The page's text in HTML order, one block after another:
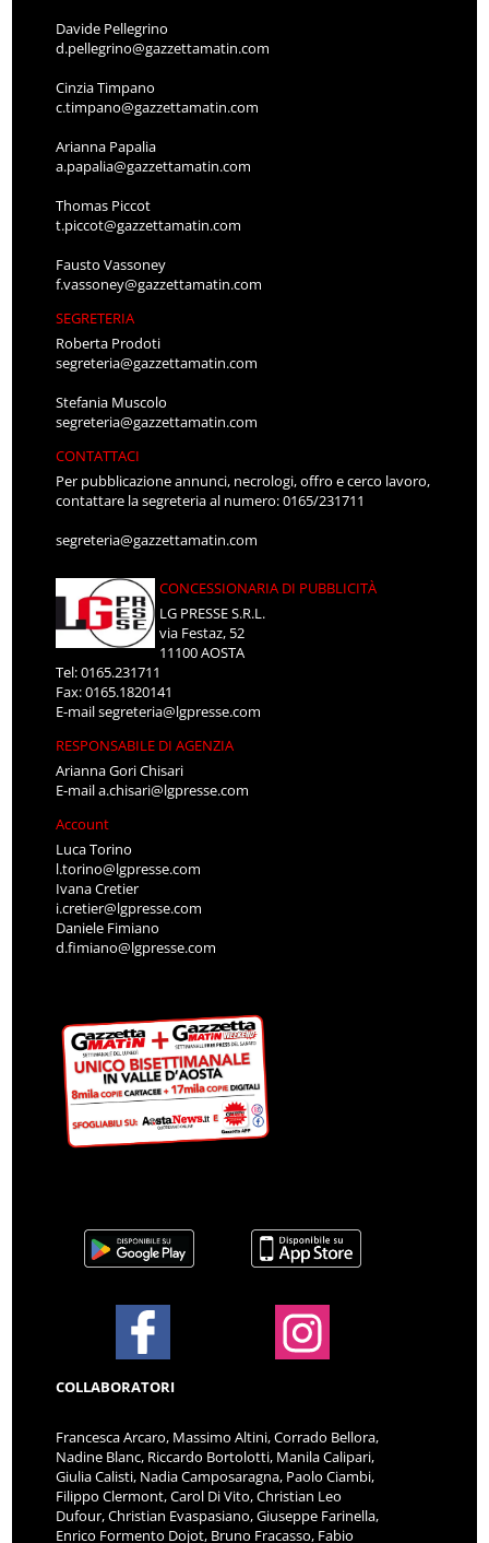
Davide Pellegrino
d.pellegrino@gazzettamatin.com
Cinzia Timpano
c.timpano@gazzettamatin.com
Arianna Papalia
a.papalia@gazzettamatin.com
Thomas Piccot
t.piccot@gazzettamatin.com
Fausto Vassoney
f.vassoney@gazzettamatin.com
SEGRETERIA
Roberta Prodoti
segreteria@gazzettamatin.com
Stefania Muscolo
segreteria@gazzettamatin.com
CONTATTACI
Per pubblicazione annunci, necrologi, offro e cerco lavoro,
contattare la segreteria al numero: 0165/231711
segreteria@gazzettamatin.com
CONCESSIONARIA DI PUBBLICITÀ
LG PRESSE S.R.L.
via Festaz, 52
11100 AOSTA
Tel: 0165.231711
Fax: 0165.1820141
E-mailsegreteria@lgpresse.com
RESPONSABILE DI AGENZIA
Arianna Gori Chisari
E-maila.chisari@lgpresse.com
Account
Luca Torino
l.torino@lgpresse.com
Ivana Cretier
i.cretier@lgpresse.com
Daniele Fimiano
d.fimiano@lgpresse.com
COLLABORATORI
Francesca Arcaro, Massimo Altini, Corrado Bellora,
Nadine Blanc, Riccardo Bortolotti, Manila Calipari,
Giulia Calisti, Nadia Camposaragna, Paolo Ciambi,
Filippo Clermont, Carol Di Vito, Christian Leo
Dufour, Christian Evaspasiano, Giuseppe Farinella,
Enrico Formento Dojot, Bruno Fracasso, Fabio